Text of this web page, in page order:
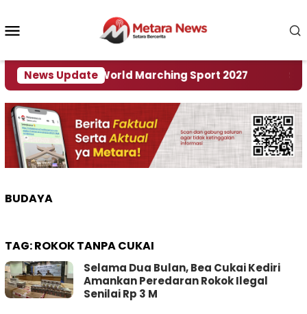
konten
News Update
Rumah World Marching Sport 2027 ‎Soal
BUDAYA
TAG:ROKOK TANPA CUKAI
Selama Dua Bulan, Bea Cukai Kediri
Amankan Peredaran Rokok Ilegal
Senilai Rp 3 M